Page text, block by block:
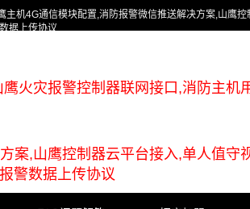
机4G通信模块配置,消防报警微信推送解决方案,山鹰控
据上传协议
火灾报警控制器联网接口,消防主机
案,山鹰控制器云平台接入,单人值守
警数据上传协议